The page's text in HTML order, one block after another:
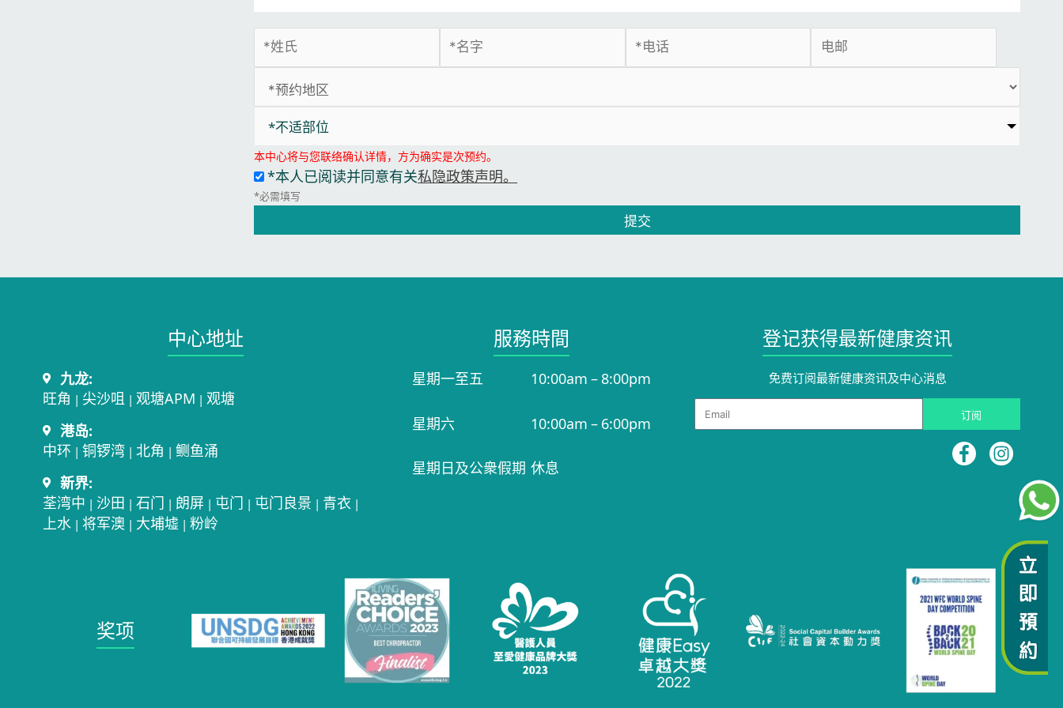
*不适部位
本中心将与您联络确认详情，方为确实是次预约。
*本人已阅读并同意有关私隐政策声明。
*必需填写
提交
中心地址​
九龙:
旺角 | 尖沙咀 | 观塘APM | 观塘
港岛:
中环 | 铜锣湾| 北角 | 鲗鱼涌
新界:
荃湾中 | 沙田 | 石门 | 朗屏 | 屯门 | 屯门良景 | 青衣 |
上水| 将军澳 | 大埔墟 | 粉岭
服務時間​
星期一至五 10:00am – 8:00pm
星期六 10:00am – 6:00pm
星期日及公衆假期 休息
登记获得最新健康资讯
免费订阅最新健康资讯及中心消息​
Email 订阅
奖项